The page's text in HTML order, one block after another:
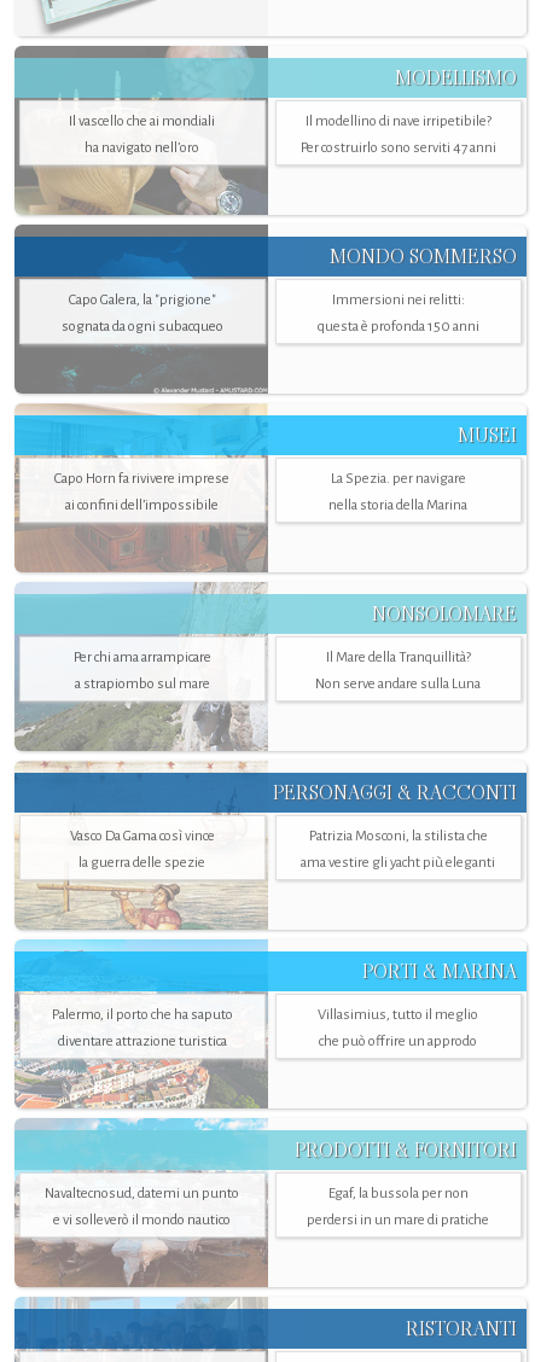
MODELLISMO
Il vascello che ai mondiali
ha navigato nell’oro
Il modellino di nave irripetibile?
Per costruirlo sono serviti 47 anni
MONDO SOMMERSO
Capo Galera, la "prigione"
sognata da ogni subacqueo
Immersioni nei relitti:
questa è profonda 150 anni
MUSEI
Capo Horn fa rivivere imprese
ai confini dell’impossibile
La Spezia. per navigare
nella storia della Marina
NONSOLOMARE
Per chi ama arrampicare
a strapiombo sul mare
Il Mare della Tranquillità?
Non serve andare sulla Luna
PERSONAGGI & RACCONTI
Vasco Da Gama così vince
la guerra delle spezie
Patrizia Mosconi, la stilista che
ama vestire gli yacht più eleganti
PORTI & MARINA
Palermo, il porto che ha saputo
diventare attrazione turistica
Villasimius, tutto il meglio
che può offrire un approdo
PRODOTTI & FORNITORI
Navaltecnosud, datemi un punto
e vi solleverò il mondo nautico
Egaf, la bussola per non
perdersi in un mare di pratiche
RISTORANTI